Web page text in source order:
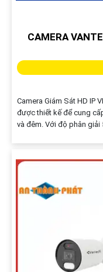
CAMERA
Camera Giám Sát HD IP
được thiết kế để cung
và đêm. Với độ phân giải